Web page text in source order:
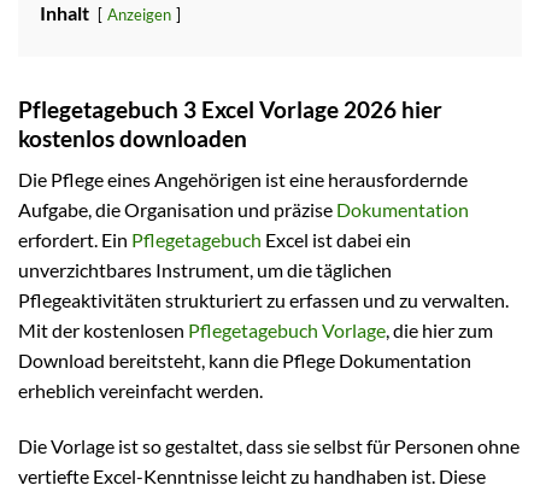
Inhalt Anzeigen
Pflegetagebuch 3 Excel Vorlage 2026 hier
kostenlos downloaden
Die Pflege eines Angehörigen ist eine herausfordernde
Aufgabe, die Organisation und präzise Dokumentation
erfordert. Ein Pflegetagebuch Excel ist dabei ein
unverzichtbares Instrument, um die täglichen
Pflegeaktivitäten strukturiert zu erfassen und zu verwalten.
Mit der kostenlosen Pflegetagebuch Vorlage, die hier zum
Download bereitsteht, kann die Pflege Dokumentation
erheblich vereinfacht werden.
Die Vorlage ist so gestaltet, dass sie selbst für Personen ohne
vertiefte Excel-Kenntnisse leicht zu handhaben ist. Diese